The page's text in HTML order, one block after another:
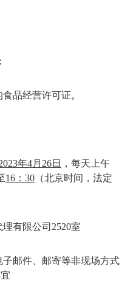
食品经营许可证。
年4月 26日
，每天上午
16 ： 30 （北京时间，法定
有限公司 2520室
邮件、邮寄等非现场方式